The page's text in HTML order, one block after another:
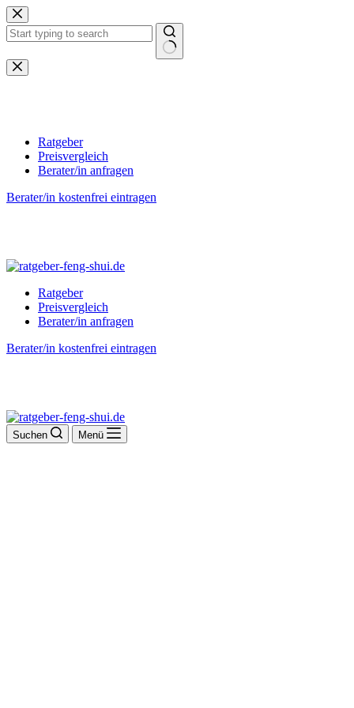
Zum
Inhalt
springen
Keine
Ergebnisse
Ratgeber
Preisvergleich
Berater/in anfragen
Berater/in kostenfrei eintragen
Ratgeber
Preisvergleich
Berater/in anfragen
Berater/in kostenfrei eintragen
Suchen Menü